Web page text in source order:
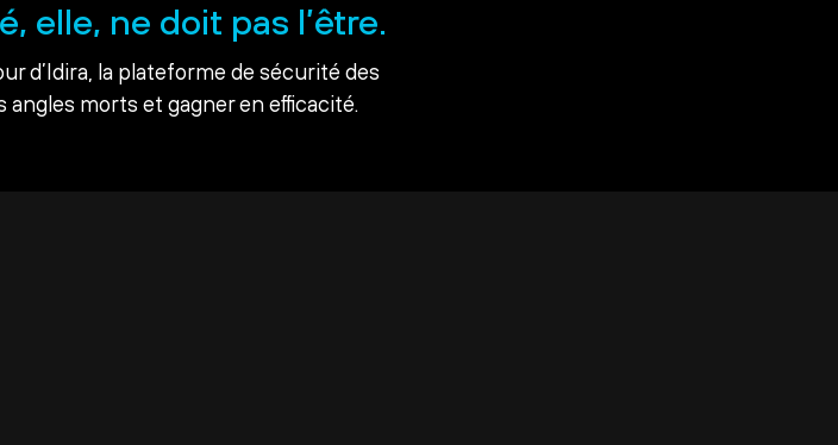
elle, ne doit pas l’être.
d’Idira, la plateforme de sécurité des
angles morts et gagner en efficacité.